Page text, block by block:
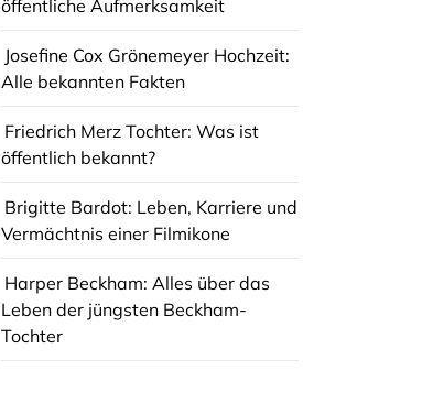
öffentliche Aufmerksamkeit
Josefine Cox Grönemeyer Hochzeit:
Alle bekannten Fakten
Friedrich Merz Tochter: Was ist
öffentlich bekannt?
Brigitte Bardot: Leben, Karriere und
Vermächtnis einer Filmikone
Harper Beckham: Alles über das
Leben der jüngsten Beckham-
Tochter